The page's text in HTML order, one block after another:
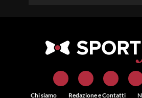
Chi siamo Redazione e Contatti